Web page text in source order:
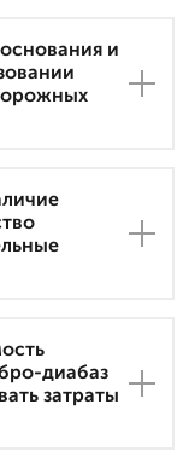
и
диабаз
затраты